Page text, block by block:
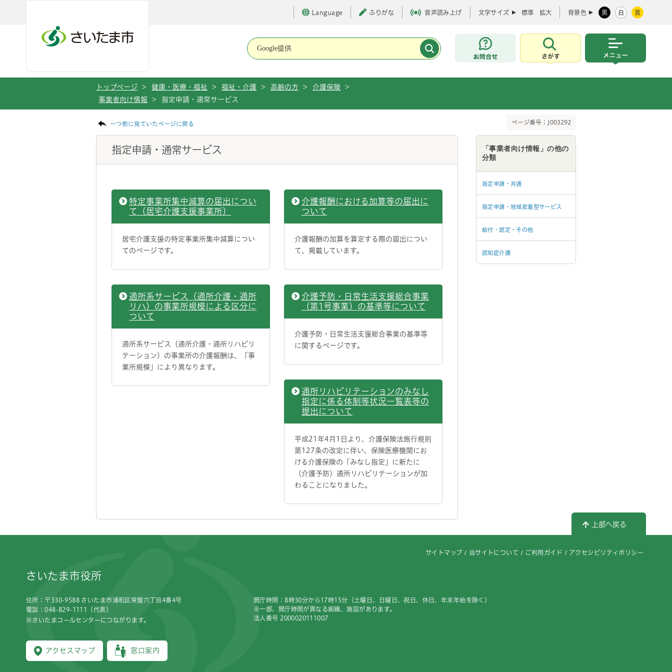
Language ふりがな 音声読み上げ 文字サイズ 標準 拡大 背景色 黒 白 黄
お問合せ
さがす
トップページ > 健康・医療・福祉 > 福祉・介護 > 高齢の方 > 介護保険
>
事業者向け情報
> 指定申請・通常サービス
一つ前に見ていたページに戻る ページ番号：J003292
指定申請・通常サービス
特定事業所集中減算の届出につい
て（居宅介護支援事業所）
居宅介護支援の特定事業所集中減算につい
てのページです。
介護報酬における加算等の届出に
ついて
介護報酬の加算を算定する際の届出につい
て、掲載しています。
通所系サービス（通所介護・通所
リハ）の事業所規模による区分に
ついて
通所系サービス（通所介護・通所リハビリ
テーション）の事業所の介護報酬は、「事
業所規模」により異なります。
介護予防・日常生活支援総合事業
（第1号事業）の基準等について
介護予防・日常生活支援総合事業の基準等
に関するページです。
通所リハビリテーションのみなし
指定に係る体制等状況一覧表等の
提出について
平成21年4月1日より、介護保険法施行規則
第127条の改定に伴い、保険医療機関にお
ける介護保険の「みなし指定」に新たに
（介護予防）通所リハビリテーションが加
わることになりました。
「事業者向け情報」の他の
分類
指定申請・共通
指定申請・地域密着型サービス
給付・認定・その他
認知症介護
上部へ戻る
サイトマップ 当サイトについて ご利用ガイド アクセシビリティポリシー
さいたま市役所
住所：〒330-9588 さいたま市浦和区常盤六丁目4番4号
電話：048-829-1111（代表）
※さいたまコールセンターにつながります。
アクセスマップ 窓口案内
開庁時間：8時30分から17時15分（土曜日、日曜日、祝日、休日、年末年始を除く）
※一部、開庁時間が異なる組織、施設があります。
法人番号 2000020111007